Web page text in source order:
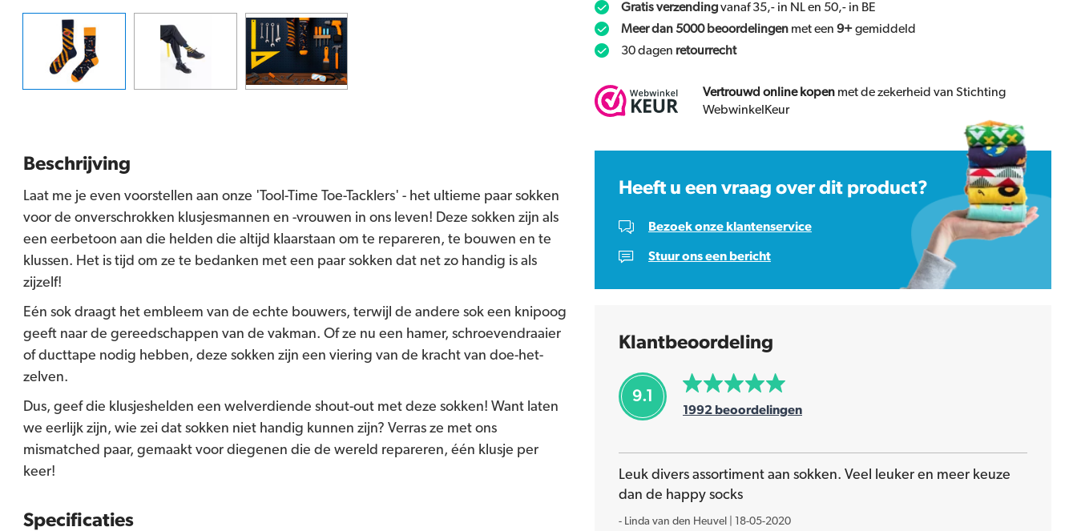
Gratis verzendingvanaf 35,- in NL en 50,- in BE
Meer dan 5000 beoordelingen met een 9+gemiddeld
30 dagen retourrecht
Vertrouwd online kopen met de zekerheid van Stichting
WebwinkelKeur
Beschrijving
Laat me je even voorstellen aan onze 'Tool-Time Toe-Tacklers' - het ultieme paar sokken
voor de onverschrokken klusjesmannen en -vrouwen in ons leven! Deze sokken zijn als
een eerbetoon aan die helden die altijd klaarstaan om te repareren, te bouwen en te
klussen. Het is tijd om ze te bedanken met een paar sokken dat net zo handig is als
zijzelf!
Eén sok draagt het embleem van de echte bouwers, terwijl de andere sok een knipoog
geeft naar de gereedschappen van de vakman. Of ze nu een hamer, schroevendraaier
of ducttape nodig hebben, deze sokken zijn een viering van de kracht van doe-het-
zelven.
Dus, geef die klusjeshelden een welverdiende shout-out met deze sokken! Want laten
we eerlijk zijn, wie zei dat sokken niet handig kunnen zijn? Verras ze met ons
mismatched paar, gemaakt voor diegenen die de wereld repareren, één klusje per
keer!
Specificaties
Heeft u een vraag over dit product?
Bezoek onze klantenservice
Stuur ons een bericht
Klantbeoordeling
9.1
1992 beoordelingen
Leuk divers assortiment aan sokken. Veel leuker en meer keuze
dan de happy socks
- Linda van den Heuvel 18-05-2020